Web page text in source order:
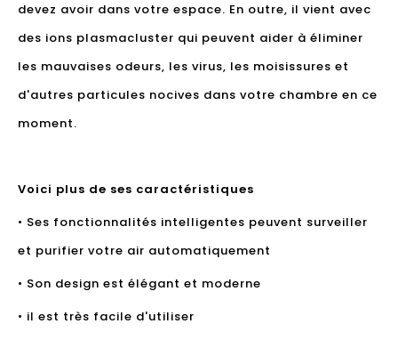
devez avoir dans votre espace. En outre, il vient avec
des ions plasmacluster qui peuvent aider à éliminer
les mauvaises odeurs, les virus, les moisissures et
d'autres particules nocives dans votre chambre en ce
moment.
Voici plus de ses caractéristiques
• Ses fonctionnalités intelligentes peuvent surveiller
et purifier votre air automatiquement
• Son design est élégant et moderne
• il est très facile d'utiliser